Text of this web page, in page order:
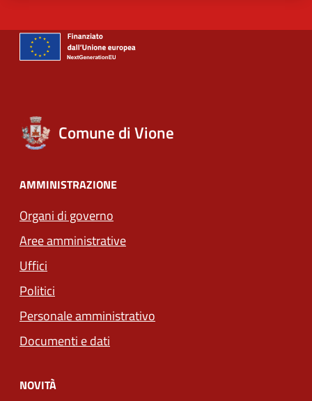
Comune di Vione
AMMINISTRAZIONE
Organi di governo
Aree amministrative
Uffici
Politici
Personale amministrativo
Documenti e dati
NOVITÀ